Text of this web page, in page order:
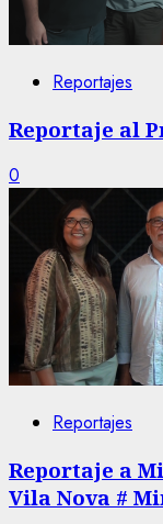
Reportajes
Reportaje al
0
Reportajes
Reportaje a
Vila Nova #